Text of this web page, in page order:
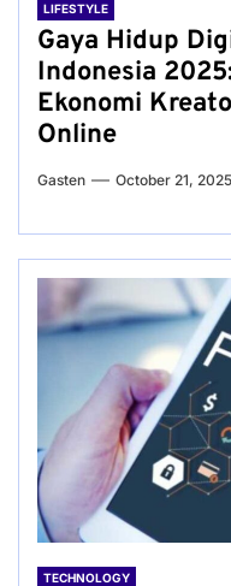
LIFESTYLE
Gaya Hidup
Indonesia
Ekonomi
Online
Gasten October 21, 2025
TECHNOLOGY